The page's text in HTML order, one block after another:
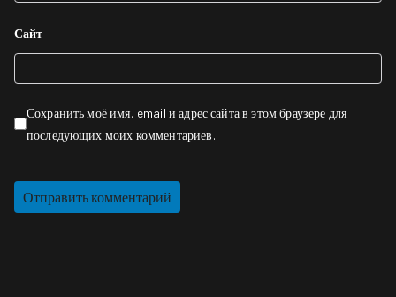
Сайт
Сохранить моё имя, email и адрес сайта в этом браузере для
последующих моих комментариев.